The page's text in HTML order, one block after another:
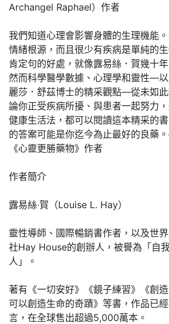
Archangel Raphael）作者
我們知道心理會影響身體的生理機能
情緒根源，而且很少有疾病是單純的
肯定句的好處，就像露易絲．賀幾十
然而科學醫學數據、心理學和靈性—
麗莎．舒茲博士的精采觀點—從未如
論你正受疾病所擾、與患者一起努力
健康生活法，都可以閱讀這本精采的
的答案可能是你迄今為止最好的良藥
《心靈更勝藥物》作者
作者簡介
露易絲‧賀（Louise L. Hay）
靈性導師、國際暢銷書作者，以及世
社Hay House的創辦人，被譽為「自
人」。
著有《一切安好》《鏡子練習》《創
可以創造生命的奇蹟》等書，作品已
言，在全球售出超過5,000萬本。